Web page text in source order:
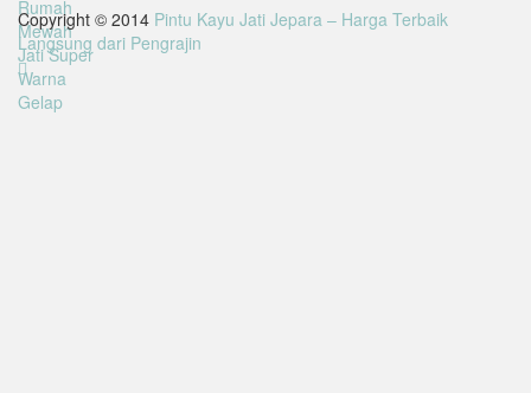
Copyright © 2014 Pintu Kayu Jati Jepara – Harga Terbaik
Langsung dari Pengrajin